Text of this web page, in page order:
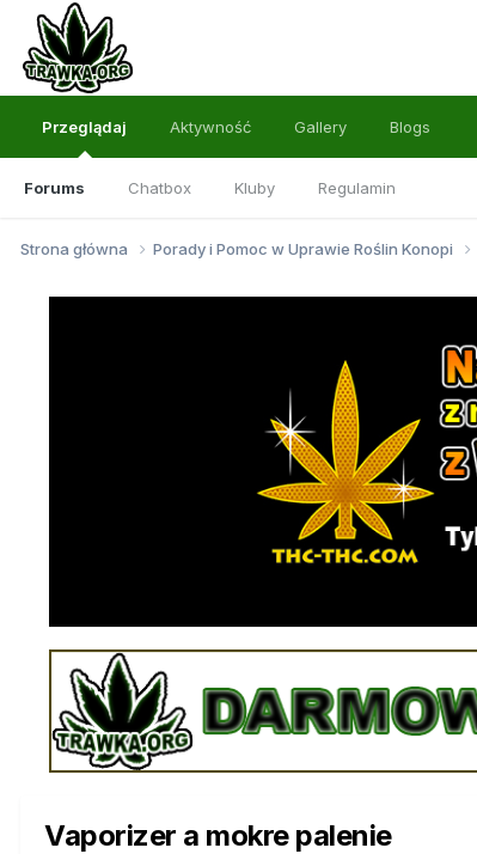
Przeglądaj
Forums Chatbox Kluby Regulamin
Aktywność Gallery Blogs
Strona główna Porady i Pomoc w Uprawie Roślin Konopi
Vaporizer a mokre palenie